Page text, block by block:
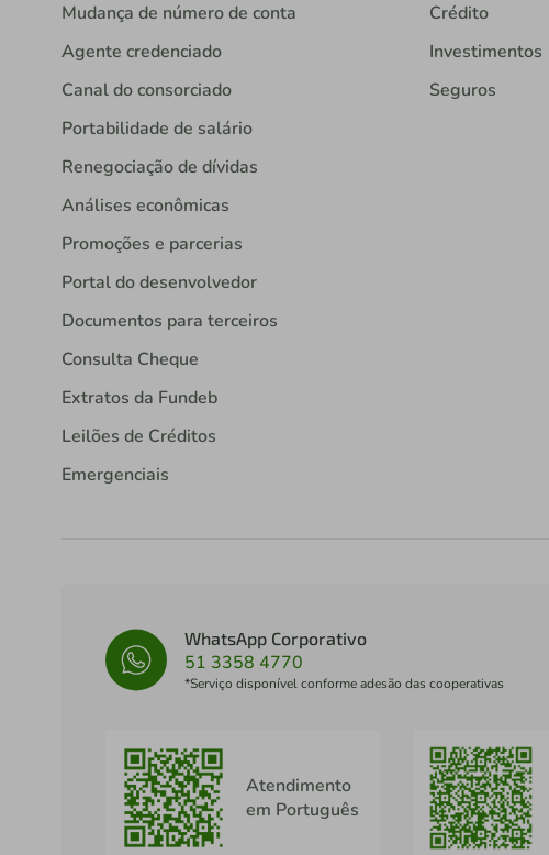
Mudança de número de conta
Agente credenciado
Canal do consorciado
Portabilidade de salário
Renegociação de dívidas
Análises econômicas
Promoções e parcerias
Portal do desenvolvedor
Documentos para terceiros
Consulta Cheque
Extratos da Fundeb
Leilões de Créditos
Emergenciais
Crédito
Investimentos
Seguros
WhatsApp Corporativo
51 3358 4770
*Serviço disponível conforme adesão das cooperativas
Atendimento
em Português